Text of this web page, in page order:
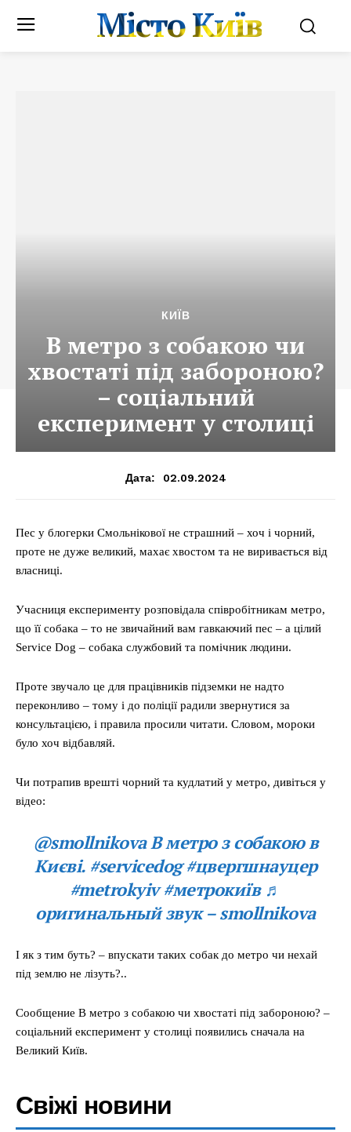
Місто Київ
КИЇВ
В метро з собакою чи
хвостаті під забороною?
– соціальний
експеримент у столиці
Дата: 02.09.2024
Пес у блогерки Смольнікової не страшний – хоч і чорний,
проте не дуже великий, махає хвостом та не виривається від
власниці.
Учасниця експерименту розповідала співробітникам метро,
що її собака – то не звичайний вам гавкаючий пес – а цілий
Service Dog – собака службовий та помічник людини.
Проте звучало це для працівників підземки не надто
переконливо – тому і до поліції радили звернутися за
консультацією, і правила просили читати. Словом, мороки
було хоч відбавляй.
Чи потрапив врешті чорний та кудлатий у метро, дивіться у
відео:
@smollnikova В метро з собакою в
Києві. #servicedog #цвергшнауцер
#metrokyiv #метрокиїв ♬
оригинальный звук – smollnikova
І як з тим буть? – впускати таких собак до метро чи нехай
під землю не лізуть?..
Сообщение В метро з собакою чи хвостаті під забороною? –
соціальний експеримент у столиці появились сначала на
Великий Київ.
Свіжі новини